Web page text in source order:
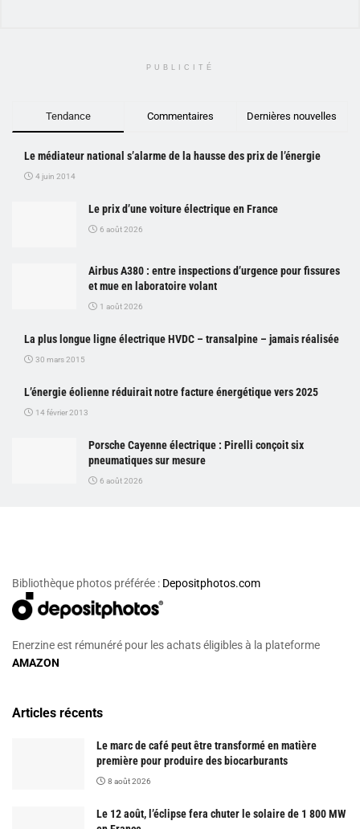
PUBLICITÉ
Tendance Commentaires Dernières nouvelles
Le médiateur national s’alarme de la hausse des prix de l’énergie
4 juin 2014
Le prix d’une voiture électrique en France
6 août 2026
Airbus A380 : entre inspections d’urgence pour fissures
et mue en laboratoire volant
1 août 2026
La plus longue ligne électrique HVDC – transalpine – jamais réalisée
30 mars 2015
L’énergie éolienne réduirait notre facture énergétique vers 2025
14 février 2013
Porsche Cayenne électrique : Pirelli conçoit six
pneumatiques sur mesure
6 août 2026
Bibliothèque photos préférée : Depositphotos.com
Enerzine est rémunéré pour les achats éligibles à la plateforme
AMAZON
Articles récents
Le marc de café peut être transformé en matière
première pour produire des biocarburants
8 août 2026
Le 12 août, l’éclipse fera chuter le solaire de 1 800 MW